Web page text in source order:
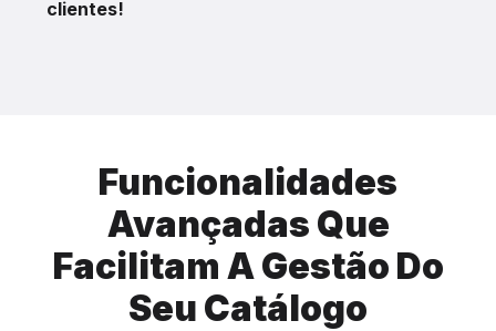
clientes!
Funcionalidades
Avançadas Que
Facilitam A Gestão Do
Seu Catálogo